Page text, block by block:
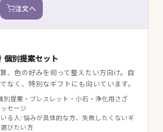
注文へ
個別提案セット
、色の好みを伺って整えたい方向け。自
なく、特別なギフトにも向いています。
別提案・ブレスレット・小石・浄化用さざ
セージ
る人: 悩みが具体的な方、失敗したくないギ
びたい方